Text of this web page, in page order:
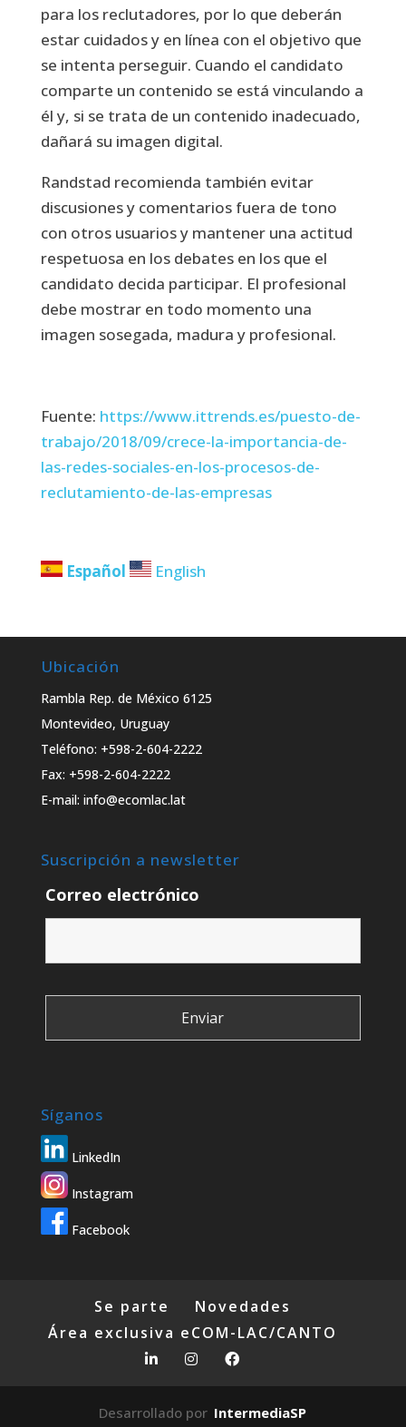
para los reclutadores, por lo que deberán
estar cuidados y en línea con el objetivo que
se intenta perseguir. Cuando el candidato
comparte un contenido se está vinculando a
él y, si se trata de un contenido inadecuado,
dañará su imagen digital.
Randstad recomienda también evitar
discusiones y comentarios fuera de tono
con otros usuarios y mantener una actitud
respetuosa en los debates en los que el
candidato decida participar. El profesional
debe mostrar en todo momento una
imagen sosegada, madura y profesional.
Fuente: https://www.ittrends.es/puesto-de-
trabajo/2018/09/crece-la-importancia-de-
las-redes-sociales-en-los-procesos-de-
reclutamiento-de-las-empresas
Español English
Ubicación
Rambla Rep. de México 6125
Montevideo, Uruguay
Teléfono: +598-2-604-2222
Fax: +598-2-604-2222
E-mail: info@ecomlac.lat
Suscripción a newsletter
Correo electrónico
Síganos
LinkedIn
Instagram
Facebook
Se parte
Novedades
Área exclusiva eCOM-LAC/CANTO
Desarrollado por IntermediaSP